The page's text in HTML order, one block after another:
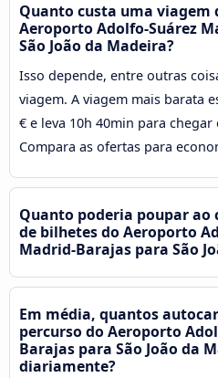
Quanto custa uma viagem
Aeroporto Adolfo-Suárez
São João da Madeira?
Isso depende, entre outras
viagem. A viagem mais barata
€ e leva 10h 40min para chegar
Compara as ofertas para
Quanto poderia poupar ao
de bilhetes do Aeroporto
Madrid-Barajas para São
Em média, quantos
percurso do Aeroporto
Barajas para São João da
diariamente?